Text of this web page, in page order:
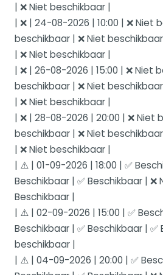
| ❌ Niet beschikbaar |
| ❌ | 24-08-2026 | 10:00 | ❌ Niet
beschikbaar | ❌ Niet
| ❌ Niet beschikbaar |
| ❌ | 26-08-2026 | 15:00 | ❌ Niet
beschikbaar | ❌ Niet
| ❌ Niet beschikbaar |
| ❌ | 28-08-2026 | 20:00 | ❌ Niet
beschikbaar | ❌ Niet
| ❌ Niet beschikbaar |
| ⚠️ | 01-09-2026 | 18:00 | ✅
Beschikbaar | ✅ Beschikbaar |
Beschikbaar |
| ⚠️ | 02-09-2026 | 15:00 | ✅
Beschikbaar | ✅ Beschikbaar | ✅
beschikbaar |
| ⚠️ | 04-09-2026 | 20:00 | ✅